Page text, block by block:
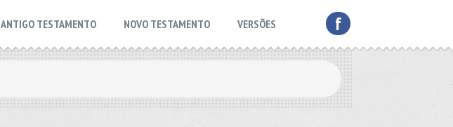
f
ANTIGO TESTAMENTO NOVO TESTAMENTO VERSÕES